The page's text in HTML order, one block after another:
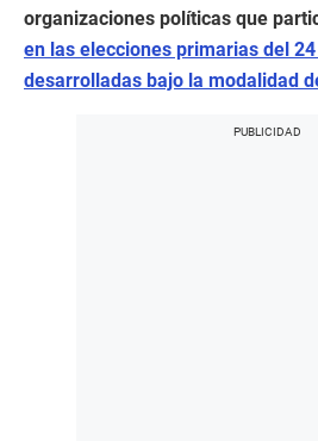
organizaciones políticas que
en las elecciones primarias del
desarrolladas bajo la modalidad